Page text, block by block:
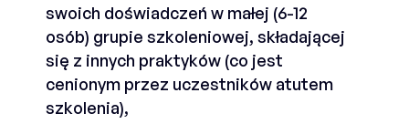
swoich doświadczeń w małej (6-12
osób) grupie szkoleniowej, składającej
się z innych praktyków (co jest
cenionym przez uczestników atutem
szkolenia),